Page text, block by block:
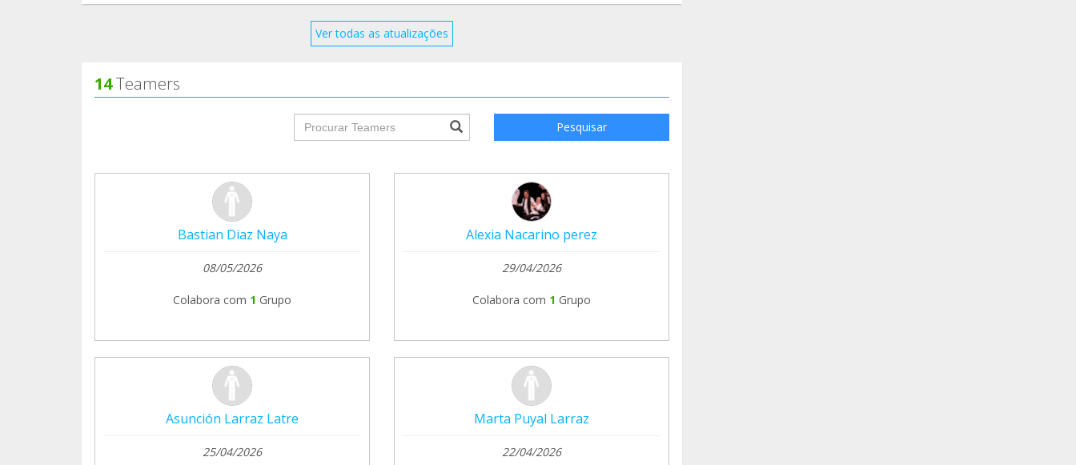
Ver todas as atualizações
14Teamers
groupProfile.searchForm.search.text??? Pesquisar
Bastian Diaz Naya
08/05/2026
Colabora com 1 Grupo
Alexia Nacarino perez
29/04/2026
Colabora com 1 Grupo
Asunción Larraz Latre
25/04/2026
Marta Puyal Larraz
22/04/2026